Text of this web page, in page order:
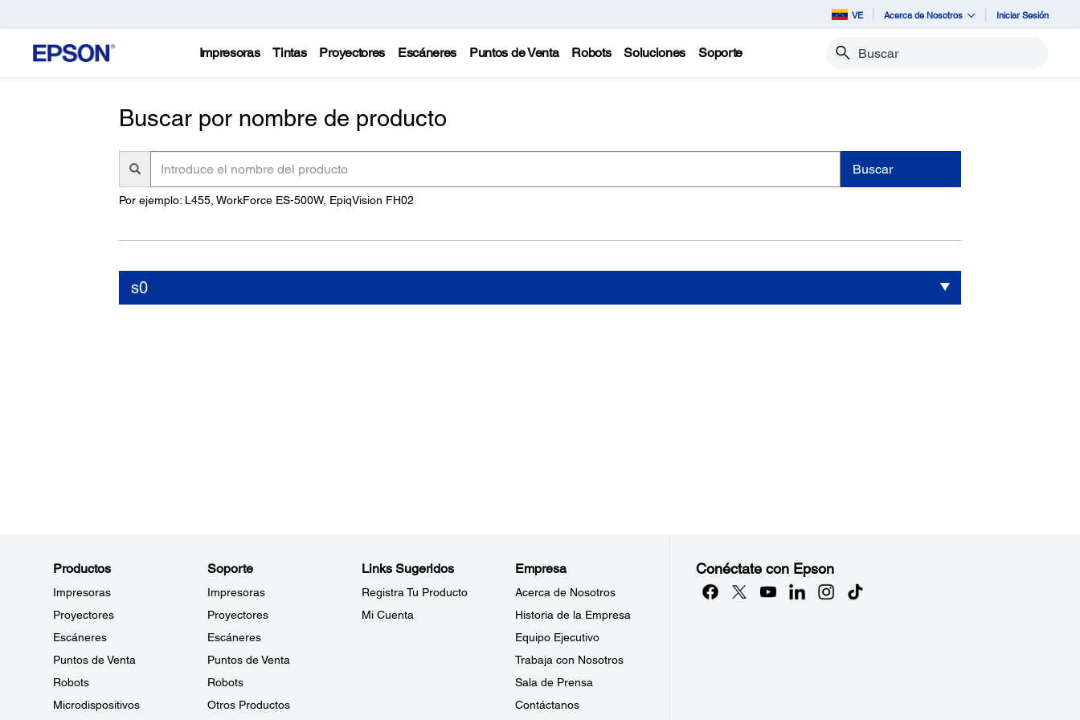
VE Acerca de Nosotros Iniciar Sesión
Impresoras Tintas Proyectores Escáneres Puntos de Venta Robots Soluciones Soporte Buscar
Buscar por nombre de producto
nombre
Buscar
Por ejemplo: L455, WorkForce ES-500W, EpiqVision FH02
s0
Productos
Impresoras
Proyectores
Escáneres
Puntos de Venta
Robots
Microdispositivos
Soporte
Impresoras
Proyectores
Escáneres
Puntos de Venta
Robots
Otros Productos
Links Sugeridos
Registra Tu Producto
Mi Cuenta
Empresa
Acerca de Nosotros
Historia de la Empresa
Equipo Ejecutivo
Trabaja con Nosotros
Sala de Prensa
Contáctanos
Conéctate con Epson